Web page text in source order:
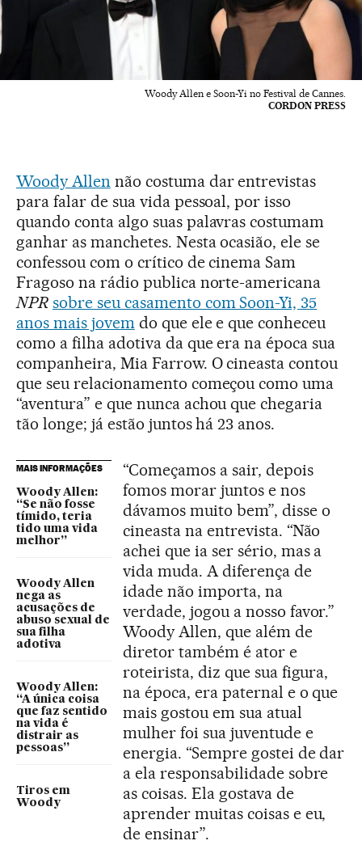
Woody Allen e Soon-Yi no Festival de Cannes.
CORDON PRESS
Woody Allen não costuma dar entrevistas
para falar de sua vida pessoal, por isso
quando conta algo suas palavras costumam
ganhar as manchetes. Nesta ocasião, ele se
confessou com o crítico de cinema Sam
Fragoso na rádio publica norte-americana
NPR sobre seu casamento com Soon-Yi, 35
anos mais jovemdo que ele e que conheceu
como a filha adotiva da que era na época sua
companheira, Mia Farrow. O cineasta contou
que seu relacionamento começou como uma
“aventura” e que nunca achou que chegaria
tão longe; já estão juntos há 23 anos.
MAIS INFORMAÇÕES
Woody Allen:
“Se não fosse
tímido, teria
tido uma vida
melhor”
Woody Allen
nega as
acusações de
abuso sexual de
sua filha
adotiva
Woody Allen:
“A única coisa
que faz sentido
na vida é
distrair as
pessoas”
Tiros em
Woody
“Começamos a sair, depois
fomos morar juntos e nos
dávamos muito bem”, disse o
cineasta na entrevista. “Não
achei que ia ser sério, mas a
vida muda. A diferença de
idade não importa, na
verdade, jogou a nosso favor.”
Woody Allen, que além de
diretor também é ator e
roteirista, diz que sua figura,
na época, era paternal e o que
mais gostou em sua atual
mulher foi sua juventude e
energia. “Sempre gostei de dar
a ela responsabilidade sobre
as coisas. Ela gostava de
aprender muitas coisas e eu,
de ensinar”.